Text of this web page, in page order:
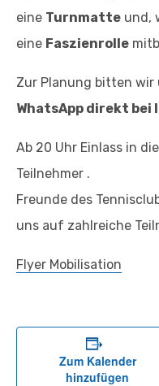
eine Turnmatte und,
eine Faszienrolle
Zur Planung bitten wir
WhatsApp direkt bei
Ab 20 Uhr Einlass in
Teilnehmer .
Freunde des
uns auf zahlreiche
Flyer Mobilisation
Zum Kalender
hinzufügen